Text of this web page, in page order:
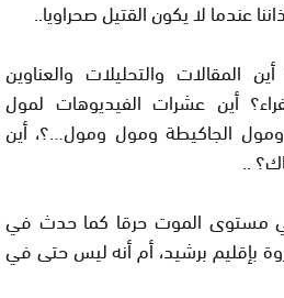
عندما لا يكون القتيل صحراويا..
المقالات والتحليلات والعناوين
أين عشرات الفيديوهات لمول
الجاكيطة ومول ومول…؟، أين
..
مستوى الموت حرقا كما حدث في
بإقليم برشيد، أم أنه ليس حتى في